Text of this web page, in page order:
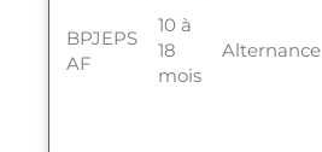
BPJEPS
AF
10 à
18
mois
Alternance